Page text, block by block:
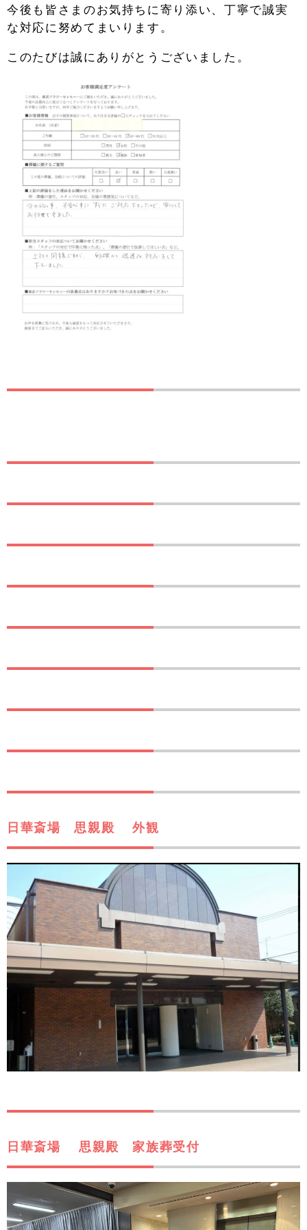
今後も皆さまのお気持ちに寄り添い、丁寧で誠実
な対応に努めてまいります。
このたびは誠にありがとうございました。
日華斎場 思親殿 外観
日華斎場 思親殿 家族葬受付